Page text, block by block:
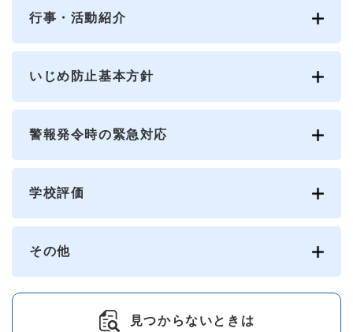
行事・活動紹介
いじめ防止基本方針
警報発令時の緊急対応
学校評価
その他
見つからないときは